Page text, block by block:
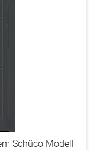
Schüco Modell